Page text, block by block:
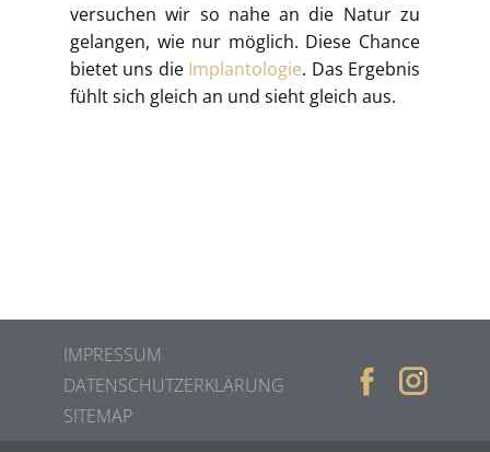
versuchen wir so nahe an die Natur zu
gelangen, wie nur möglich. Diese Chance
bietet uns die Implantologie. Das Ergebnis
fühlt sich gleich an und sieht gleich aus.
IMPRESSUM
DATENSCHUTZERKLÄRUNG
SITEMAP